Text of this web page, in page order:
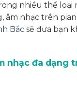
nhiều thể loại
âm nhạc trên
Bắcsẽ đưa bạn
nhạc đa dạng